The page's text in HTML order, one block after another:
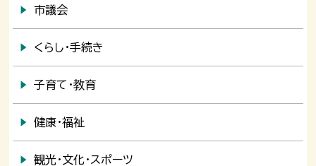
市議会
くらし・手続き
子育て・教育
健康・福祉
観光・文化・スポーツ